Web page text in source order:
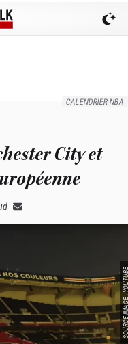
CALENDRIER NBA
City et
SOURCE